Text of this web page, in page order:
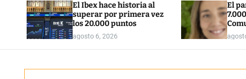
El Ibex hace historia al
superar por primera vez
los 20.000 puntos
agosto 6, 2026
El
en el